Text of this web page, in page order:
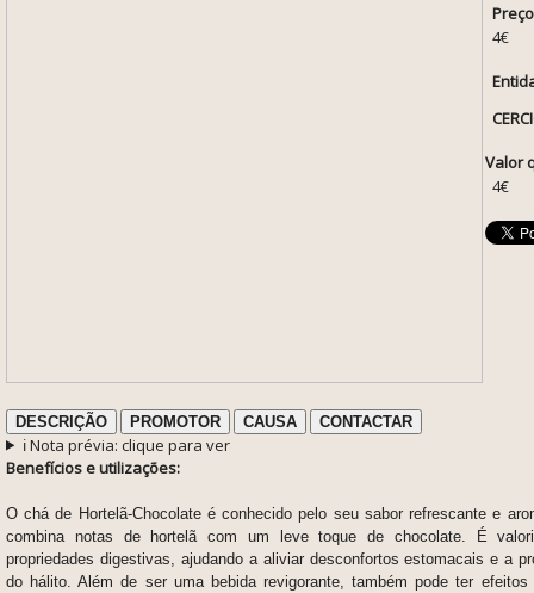
4€
Valor
4€
DESCRIÇÃO PROMOTOR CAUSA CONTACTAR
ℹ️ Nota prévia: clique para ver
Benefícios e utilizações:
O chá de Hortelã-Chocolate é conhecido pelo seu sabor refrescante e
combina notas de hortelã com um leve toque de chocolate. É
propriedades digestivas, ajudando a aliviar desconfortos estomacais e a
do hálito. Além de ser uma bebida revigorante, também pode ter